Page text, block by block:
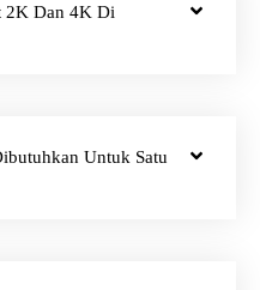
2K Dan 4K Di
Untuk Satu